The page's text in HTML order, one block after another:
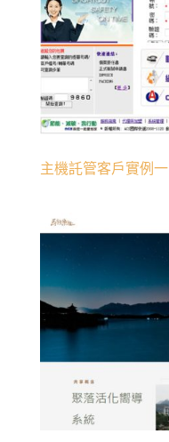
主機託管客戶實例一